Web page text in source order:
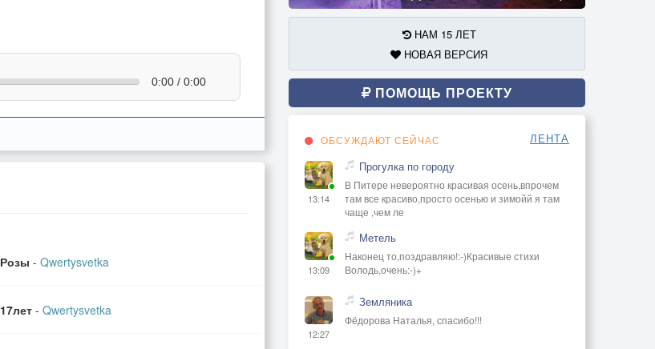
0:00 / 0:00
Розы - Qwertysvetka
17лет - Qwertysvetka
НАМ 15 ЛЕТ
НОВАЯ ВЕРСИЯ
ПОМОЩЬ ПРОЕКТУ
ОБСУЖДАЮТ СЕЙЧАС ЛЕНТА
13:14
Прогулка по городу
В Питере невероятно красивая осень,впрочем
там все красиво,просто осенью и зимойй я там
чаще ,чем ле
13:09
Метель
Наконец то,поздравляю!:-)Красивые стихи
Володь,очень:-)+
12:27
Земляника
Фёдорова Наталья, спасибо!!!